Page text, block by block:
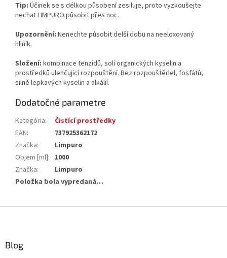
Tip: Účinek se s délkou působení zesiluje, proto vyzkoušejte
nechat LIMPURO působit přes noc.
Upozornění: Nenechte působit delší dobu na neeloxovaný
hliník.
Složení: kombinace tenzidů, solí organických kyselin a
prostředků ulehčující rozpouštění. Bez rozpouštědel, fosfátů,
silně lepkavých kyselin a alkálií.
Dodatočné parametre
Kategória:
Čistící prostředky
EAN:
737925362172
Značka:
Limpuro
Objem [ml]: 1000
Značka:
Limpuro
Položka bola vypredaná…
Blog